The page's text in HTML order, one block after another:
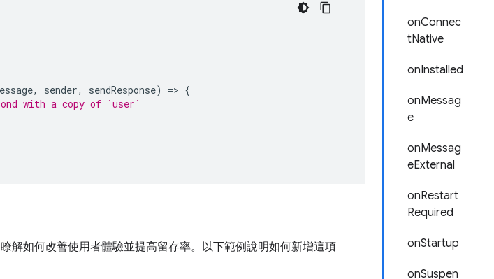
onConnec
tNative
onInstalled
onMessag
e
onMessag
eExternal
onRestart
Required
onStartup
onSuspen
, sender, sendResponse) => {
with a copy of `user`
解如何改善使用者體驗並提高留存率。以下範例說明如何新增這項